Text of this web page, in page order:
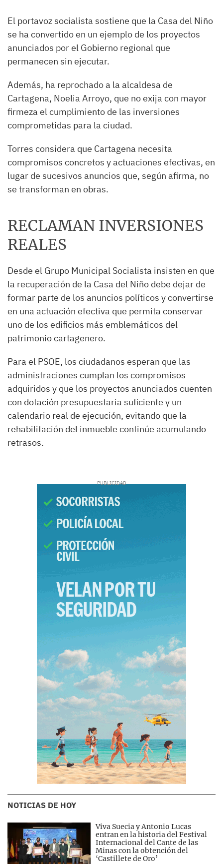
El portavoz socialista sostiene que la Casa del Niño
se ha convertido en un ejemplo de los proyectos
anunciados por el Gobierno regional que
permanecen sin ejecutar.
Además, ha reprochado a la alcaldesa de
Cartagena, Noelia Arroyo, que no exija con mayor
firmeza el cumplimiento de las inversiones
comprometidas para la ciudad.
Torres considera que Cartagena necesita
compromisos concretos y actuaciones efectivas, en
lugar de sucesivos anuncios que, según afirma, no
se transforman en obras.
RECLAMAN INVERSIONES
REALES
Desde el Grupo Municipal Socialista insisten en que
la recuperación de la Casa del Niño debe dejar de
formar parte de los anuncios políticos y convertirse
en una actuación efectiva que permita conservar
uno de los edificios más emblemáticos del
patrimonio cartagenero.
Para el PSOE, los ciudadanos esperan que las
administraciones cumplan los compromisos
adquiridos y que los proyectos anunciados cuenten
con dotación presupuestaria suficiente y un
calendario real de ejecución, evitando que la
rehabilitación del inmueble continúe acumulando
retrasos.
NOTICIAS DE HOY
Viva Suecia y Antonio Lucas
entran en la historia del Festival
Internacional del Cante de las
Minas con la obtención del
‘Castillete de Oro’